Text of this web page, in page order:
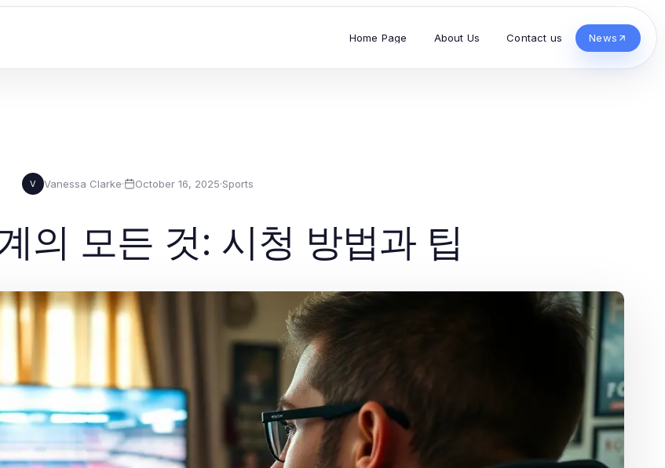
Home Page About Us Contact us News
V Vanessa Clarke· October 16, 2025·Sports
의 모든 것: 시청 방법과 팁